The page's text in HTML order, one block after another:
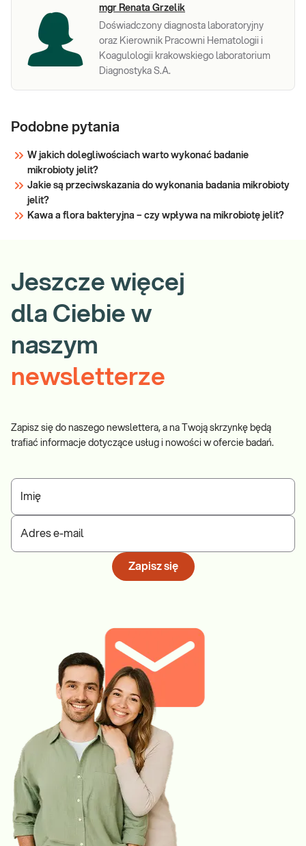
mgr Renata Grzelik
Doświadczony diagnosta laboratoryjny
oraz Kierownik Pracowni Hematologii i
Koagulologii krakowskiego laboratorium
Diagnostyka S.A.
Podobne pytania
W jakich dolegliwościach warto wykonać badanie
mikrobioty jelit?
Jakie są przeciwskazania do wykonania badania mikrobioty
jelit?
Kawa a flora bakteryjna – czy wpływa na mikrobiotę jelit?
Jeszcze więcej
dla Ciebie w
naszym
newsletterze
Zapisz się do naszego newslettera, a na Twoją skrzynkę będą
trafiać informacje dotyczące usług i nowości w ofercie badań.
Imię
Adres e-mail
Zapisz się